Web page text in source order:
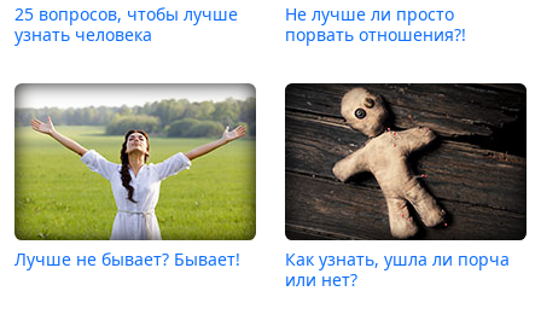
25 вопросов, чтобы лучше
узнать человека
Не лучше ли просто
порвать отношения?!
Лучше не бывает? Бывает!
Как узнать, ушла ли порча
или нет?